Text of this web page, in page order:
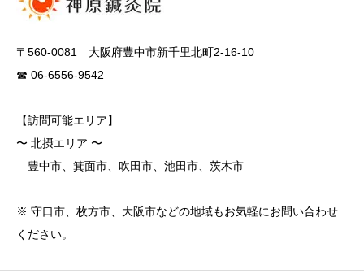
〒560-0081 大阪府豊中市新千里北町2-16-10
☎ 06-6556-9542
【訪問可能エリア】
〜 北摂エリア 〜
豊中市、箕面市、吹田市、池田市、茨木市
※ 守口市、枚方市、大阪市などの地域もお気軽にお問い合わせ
ください。